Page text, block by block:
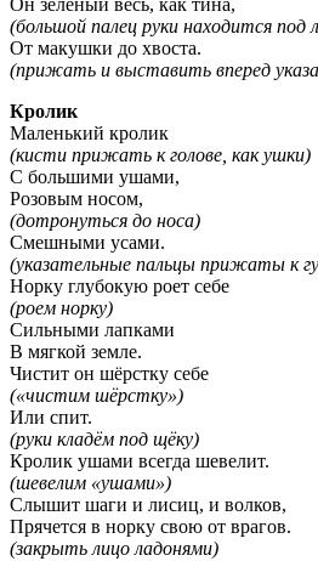
Он зеленый весь, как тина,
(большой палец руки находится под
От макушки до хвоста.
(прижать и выставить вперед
Кролик
Маленький кролик
(кисти прижать к голове, как ушки)
С большими ушами,
Розовым носом,
(дотронуться до носа)
Смешными усами.
(указательные пальцы прижаты к
Норку глубокую роет себе
(роем норку)
Сильными лапками
В мягкой земле.
Чистит он шёрстку себе
(«чистим шёрстку»)
Или спит.
(руки кладём под щёку)
Кролик ушами всегда шевелит.
(шевелим «ушами»)
Слышит шаги и лисиц, и волков,
Прячется в норку свою от врагов.
(закрыть лицо ладонями)